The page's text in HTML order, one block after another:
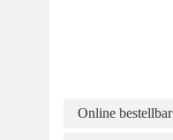
Online bestellbar